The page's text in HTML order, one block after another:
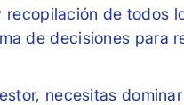
de todos
de decisiones para
necesitas